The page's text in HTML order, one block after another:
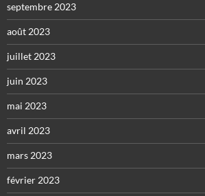
septembre 2023
août 2023
juillet 2023
juin 2023
mai 2023
avril 2023
mars 2023
février 2023